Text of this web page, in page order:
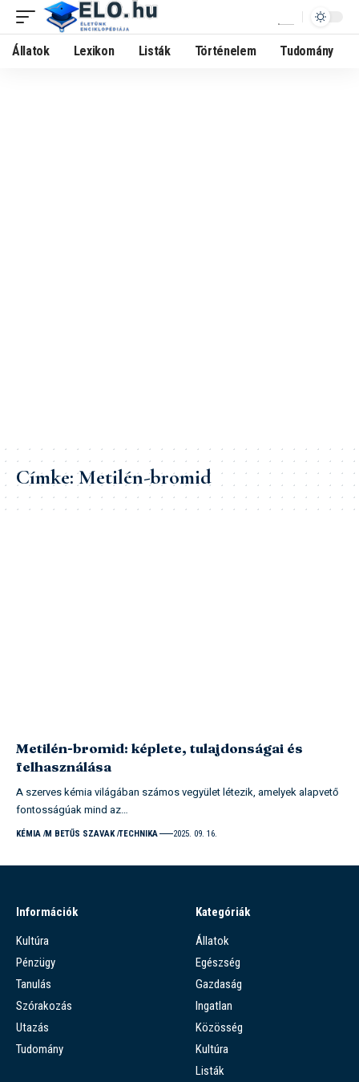
Állatok Lexikon Listák Történelem Tudomány
Címke:Metilén-bromid
Metilén-bromid: képlete, tulajdonságai és
felhasználása
A szerves kémia világában számos vegyület létezik, amelyek alapvető
fontosságúak mind az…
KÉMIA M BETŰS SZAVAK TECHNIKA 2025. 09. 16.
Információk
Kultúra
Pénzügy
Tanulás
Szórakozás
Utazás
Tudomány
Kategóriák
Állatok
Egészség
Gazdaság
Ingatlan
Közösség
Kultúra
Listák